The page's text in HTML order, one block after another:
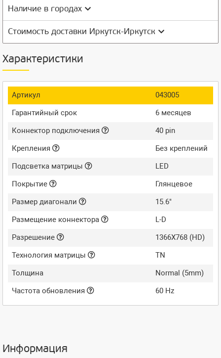
Наличие в городах
Стоимость доставки Иркутск-Иркутск
Характеристики
Артикул
043005
Гарантийный срок
6 месяцев
Коннектор подключения
40 pin
Крепления
Без креплений
Подсветка матрицы
LED
Покрытие
Глянцевое
Размер диагонали
15.6"
Размещение коннектора
L-D
Разрешение
1366X768 (HD)
Технология матрицы
TN
Толщина
Normal (5mm)
Частота обновления
60 Hz
Информация